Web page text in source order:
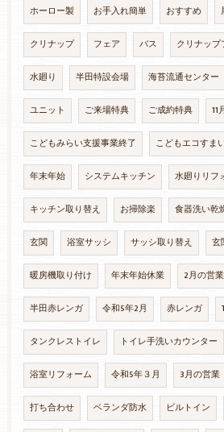
ホーロー製 お手入れ簡単 おすすめ
クリナップ フェア バス クリナップ
水廻り 半田特設会場 海苔流通センター
ユニット ご来場特典 ご成約特典 11
こどもみらい支援事業終了 こどもエコすま
年末年始 システムキッチン 水廻りリフ
キッチン取り替え お掃除楽 食器洗い乾
玄関 浴室サッシ サッシ取り替え 玄
暖房機取り付け 年末年始休業 2月の営
半田赤レンガ 令和5年2月 赤レンガ
タンクレストイレ トイレ手洗いカウンター
浴室リフォーム 令和5年３月 3月の営業
打ち合わせ ベランダ防水 ビルトイン